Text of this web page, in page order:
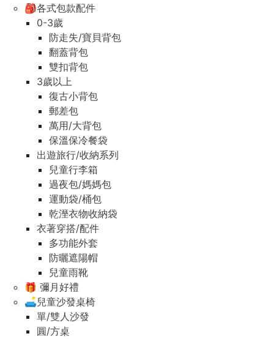
🎒各式包款配件
0-3歲
防走失/寶貝背包
翻蓋背包
雙扣背包
3歲以上
復古小背包
郵差包
萬用/大背包
保溫保冷餐袋
出遊旅行/收納系列
兒童行李箱
過夜包/媽媽包
運動袋/桶包
乾溼衣物收納袋
衣著穿搭/配件
多功能外套
防曬遮陽帽
兒童雨靴
🎁 彌月好禮
🛋️兒童沙發桌椅
單/雙人沙發
圓/方桌